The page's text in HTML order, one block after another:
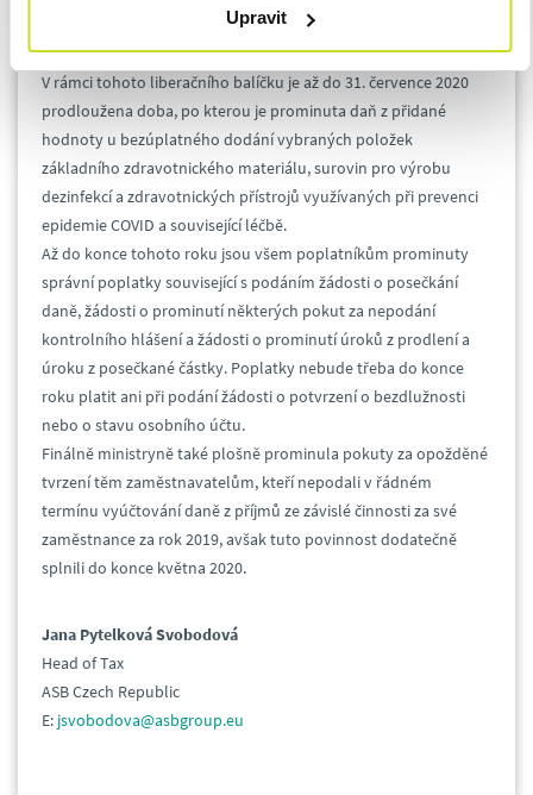
Upravit
Další opatření
V rámci tohoto liberačního balíčku je až do 31. července 2020
prodloužena doba, po kterou je prominuta daň z přidané
hodnoty u bezúplatného dodání vybraných položek
základního zdravotnického materiálu, surovin pro výrobu
dezinfekcí a zdravotnických přístrojů využívaných při prevenci
epidemie COVID a související léčbě.
Až do konce tohoto roku jsou všem poplatníkům prominuty
správní poplatky související s podáním žádosti o posečkání
daně, žádosti o prominutí některých pokut za nepodání
kontrolního hlášení a žádosti o prominutí úroků z prodlení a
úroku z posečkané částky. Poplatky nebude třeba do konce
roku platit ani při podání žádosti o potvrzení o bezdlužnosti
nebo o stavu osobního účtu.
Finálně ministryně také plošně prominula pokuty za opožděné
tvrzení těm zaměstnavatelům, kteří nepodali v řádném
termínu vyúčtování daně z příjmů ze závislé činnosti za své
zaměstnance za rok 2019, avšak tuto povinnost dodatečně
splnili do konce května 2020.
Jana Pytelková Svobodová
Head of Tax
ASB Czech Republic
E: jsvobodova@asbgroup.eu